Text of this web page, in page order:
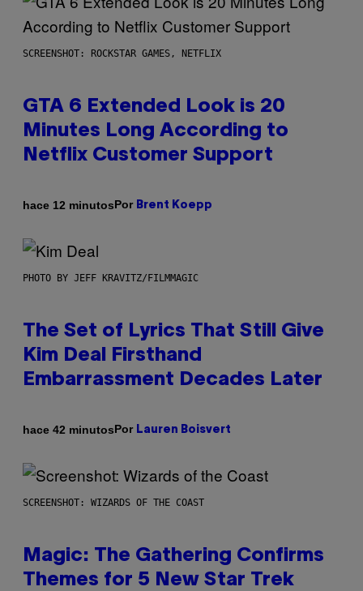
SCREENSHOT: ROCKSTAR GAMES, NETFLIX
GTA 6 Extended Look is 20
Minutes Long According to
Netflix Customer Support
hace 12 minutosPor Brent Koepp
PHOTO BY JEFF KRAVITZ/FILMMAGIC
The Set of Lyrics That Still Give
Kim Deal Firsthand
Embarrassment Decades Later
hace 42 minutosPor Lauren Boisvert
SCREENSHOT: WIZARDS OF THE COAST
Magic: The Gathering Confirms
Themes for 5 New Star Trek